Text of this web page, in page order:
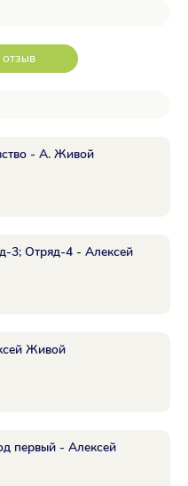
- А. Живой
3; Отряд-4 - Алексей
Живой
первый - Алексей